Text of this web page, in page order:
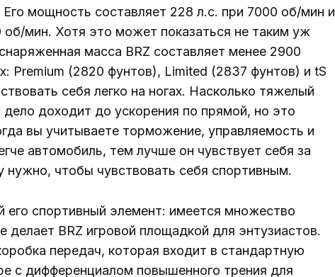
мощность составляет 228 л.с. при 7000 об/мин и
мин. Хотя это может показаться не таким уж
масса BRZ составляет менее 2900
Premium (2820 фунтов), Limited (2837 фунтов) и tS
себя легко на ногах. Насколько тяжелый
дело доходит до ускорения по прямой, но это
вы учитываете торможение, управляемость и
автомобиль, тем лучше он чувствует себя за
чтобы чувствовать себя спортивным.
спортивный элемент: имеется множество
делает BRZ игровой площадкой для энтузиастов.
передач, которая входит в стандартную
с дифференциалом повышенного трения для